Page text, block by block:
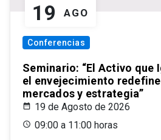
19 AGO
Conferencias
Seminario: “El Activo que
el envejecimiento
mercados y estrategia”
19 de Agosto de 2026
09:00 a 11:00 horas